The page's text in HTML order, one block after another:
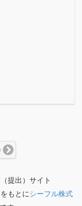
提出）サイト
もとにシーフル株式